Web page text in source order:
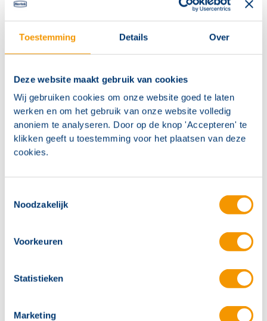
Toestemming Details Over
Deze website maakt gebruik van cookies
Wij gebruiken cookies om onze website goed te laten
werken en om het gebruik van onze website volledig
anoniem te analyseren. Door op de knop 'Accepteren' te
klikken geeft u toestemming voor het plaatsen van deze
cookies.
Noodzakelijk
Voorkeuren
Statistieken
Marketing
de HBN6000 over een webbased visualisatie software
om alle armaturen eenvoudig te monitoren op
adresniveau. Deze software is compatible met zijn
ook in een conventionele uitvoering tot 20.000 watt
beschikbaar. Informeer hiervoor naar de
mogelijkheden!
Besparing op vervangingskosten
Intelligente programmering- en
Standaard voorzien van webinterface